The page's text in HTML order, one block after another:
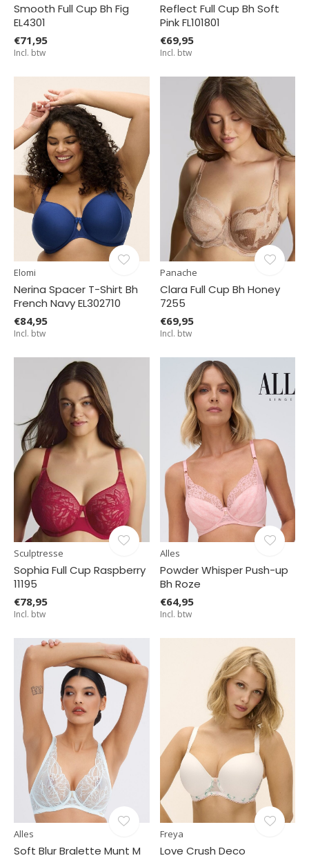
Smooth Full Cup Bh Fig
EL4301
€71,95
Incl. btw
Reflect Full Cup Bh Soft
Pink FL101801
€69,95
Incl. btw
Elomi
Nerina Spacer T-Shirt Bh
French Navy EL302710
€84,95
Incl. btw
Panache
Clara Full Cup Bh Honey
7255
€69,95
Incl. btw
Sculptresse
Sophia Full Cup Raspberry
11195
€78,95
Incl. btw
Alles
Powder Whisper Push-up
Bh Roze
€64,95
Incl. btw
Alles
Soft Blur Bralette Munt M
Freya
Love Crush Deco